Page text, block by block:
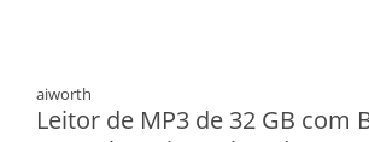
aiworth
Leitor de MP3 de 32 GB com